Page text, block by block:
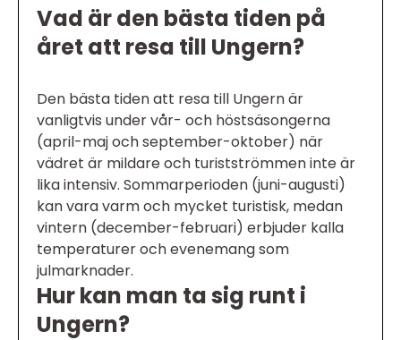
Vad är den bästa tiden på
året att resa till Ungern?
Den bästa tiden att resa till Ungern är
vanligtvis under vår- och höstsäsongerna
(april-maj och september-oktober) när
vädret är mildare och turistströmmen inte är
lika intensiv. Sommarperioden (juni-augusti)
kan vara varm och mycket turistisk, medan
vintern (december-februari) erbjuder kalla
temperaturer och evenemang som
julmarknader.
Hur kan man ta sig runt i
Ungern?